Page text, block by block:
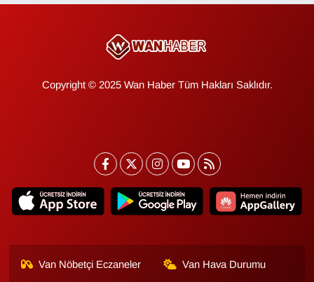
Copyright © 2025 Wan Haber Tüm Hakları Saklıdır.
Van Nöbetçi Eczaneler Van Hava Durumu
MAGAZİN
ONE EKONOMİ
Resmi İlanlar
RÖPORTAJ
Seri İlan